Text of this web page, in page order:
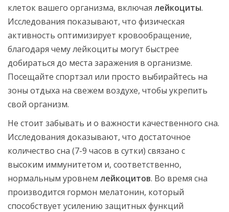
клеток вашего организма, включая лейкоциты.
Исследования показывают, что физическая
активность оптимизирует кровообращение,
благодаря чему лейкоциты могут быстрее
добираться до места заражения в организме.
Посещайте спортзал или просто выбирайтесь на
зоны отдыха на свежем воздухе, чтобы укрепить
свой организм.
Не стоит забывать и о важности качественного сна.
Исследования доказывают, что достаточное
количество сна (7-9 часов в сутки) связано с
высоким иммунитетом и, соответственно,
нормальным уровнем лейкоцитов. Во время сна
производится гормон мелатонин, который
способствует усилению защитных функций